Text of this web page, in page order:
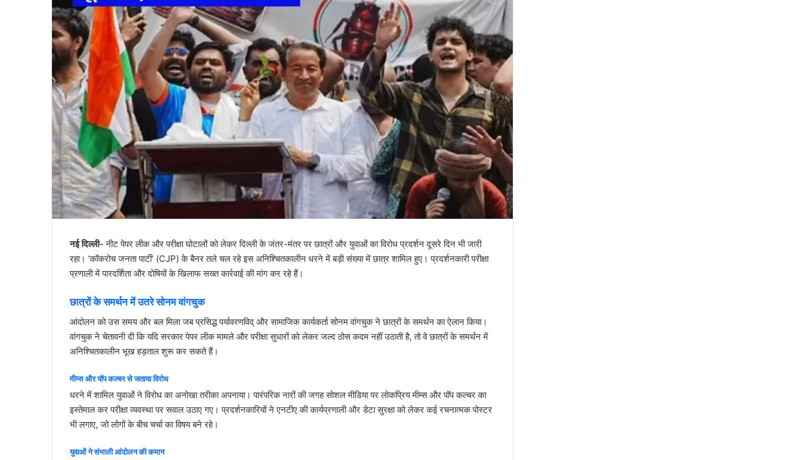
नई दिल्ली- नीट पेपर लीक और परीक्षा घोटालों को लेकर दिल्ली के जंतर-मंतर पर छात्रों और युवाओं का विरोध प्रदर्शन दूसरे दिन भी जारी
रहा। ‘कॉकरोच जनता पार्टी’ (CJP) के बैनर तले चल रहे इस अनिश्चितकालीन धरने में बड़ी संख्या में छात्र शामिल हुए। प्रदर्शनकारी परीक्षा
प्रणाली में पारदर्शिता और दोषियों के खिलाफ सख्त कार्रवाई की मांग कर रहे हैं।
छात्रोंकेसमर्थनमेंउतरेसोनमवांगचुक
आंदोलन को उस समय और बल मिला जब प्रसिद्ध पर्यावरणविद् और सामाजिक कार्यकर्ता सोनम वांगचुक ने छात्रों के समर्थन का ऐलान किया।
वांगचुक ने चेतावनी दी कि यदि सरकार पेपर लीक मामले और परीक्षा सुधारों को लेकर जल्द ठोस कदम नहीं उठाती है, तो वे छात्रों के समर्थन में
अनिश्चितकालीन भूख हड़ताल शुरू कर सकते हैं।
मीम्सऔरपॉपकल्चरसेजतायाविरोध
धरने में शामिल युवाओं ने विरोध का अनोखा तरीका अपनाया। पारंपरिक नारों की जगह सोशल मीडिया पर लोकप्रिय मीम्स और पॉप कल्चर का
इस्तेमाल कर परीक्षा व्यवस्था पर सवाल उठाए गए। प्रदर्शनकारियों ने एनटीए की कार्यप्रणाली और डेटा सुरक्षा को लेकर कई रचनात्मक पोस्टर
भी लगाए, जो लोगों के बीच चर्चा का विषय बने रहे।
युवाओंनेसंभालीआंदोलनकीकमान